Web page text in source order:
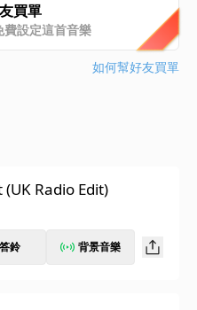
買單
費設定這首音樂
如何幫好友買單
Radio Edit)
答鈴 背景音樂